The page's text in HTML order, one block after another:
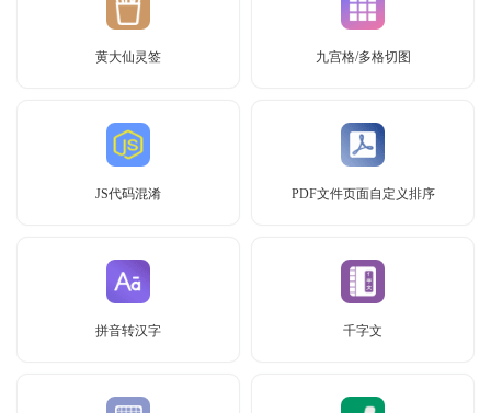
黄大仙灵签 九宫格/多格切图
JS代码混淆 PDF文件页面自定义排序
拼音转汉字 千字文